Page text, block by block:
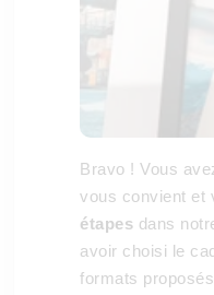
Bravo ! Vous
vous convient et
étapes dans
avoir choisi le
formats